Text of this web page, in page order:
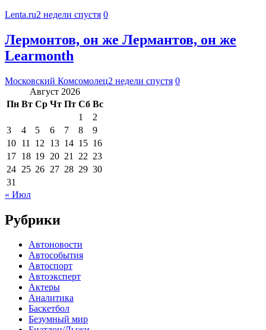
Lenta.ru2 недели спустя 0
Лермонтов, он же Лермантов, он же
Learmonth
Московский Комсомолец2 недели спустя 0
Август 2026
Пн Вт Ср Чт Пт Сб Вс
1
2
3
4 5 6 7 8
9
10 11 12 13 14 15 16
17 18 19 20 21 22 23
24 25 26 27 28 29 30
31
« Июл
Рубрики
Автоновости
Автособытия
Автоспорт
Автоэксперт
Актеры
Аналитика
Баскетбол
Безумный мир